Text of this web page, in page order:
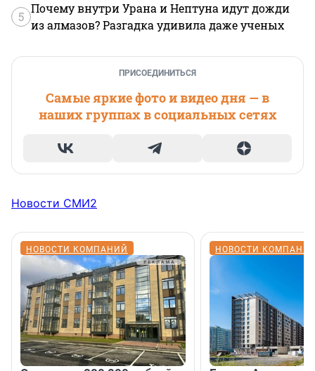
5
Почему внутри Урана и Нептуна идут дожди
из алмазов? Разгадка удивила даже ученых
ПРИСОЕДИНИТЬСЯ
Самые яркие фото и видео дня — в
наших группах в социальных сетях
Новости СМИ2
НОВОСТИ КОМПАНИЙ НОВОСТИ